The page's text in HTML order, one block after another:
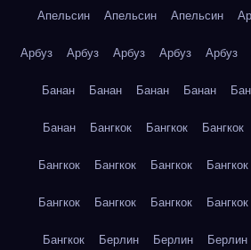
Апельсин Апельсин Апельсин
Арбуз Арбуз Арбуз Арбуз Арбуз
Банан Банан Банан Банан
Банан Бангкок Бангкок Бангкок
Бангкок Бангкок Бангкок Бангкок
Бангкок Бангкок Бангкок Бангкок
Бангкок Берлин Берлин Берлин